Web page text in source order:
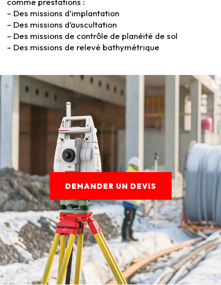
– Des missions d’implantation
– Des missions d’auscultation
– Des missions de contrôle de planéité de sol
– Des missions de relevé bathymétrique
DEMANDER UN DEVIS